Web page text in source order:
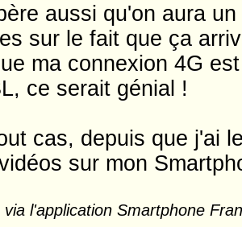
aussi qu'on aura
sur le fait que ça
ma connexion 4G
ce serait génial !
cas, depuis que j'ai
sur mon
via l'application Smartphone